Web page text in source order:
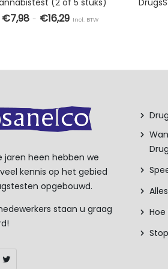
€7,98 - €16,29 Incl. BTW
jaren heen hebben we
kennis op het gebied
opgebouwd.
staan u graag